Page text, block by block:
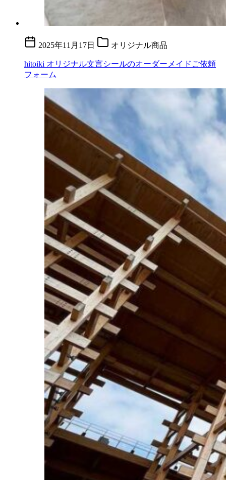
2025年11月17日 オリジナル商品
hitoiki オリジナル文言シールのオーダーメイドご依頼
フォーム